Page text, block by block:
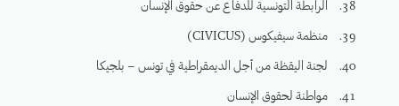
الرابطة التونسية للدفاع عن حقوق الإنسان
منظمة سيفيكوس (CIVICUS)
لجنة اليقظة من أجل الديمقراطية في تونس – بلجيكا
مواطنة لحقوق الإنسان